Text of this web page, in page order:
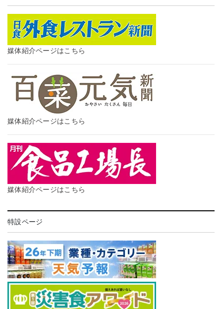
媒体紹介ページはこちら
媒体紹介ページはこちら
媒体紹介ページはこちら
特設ページ